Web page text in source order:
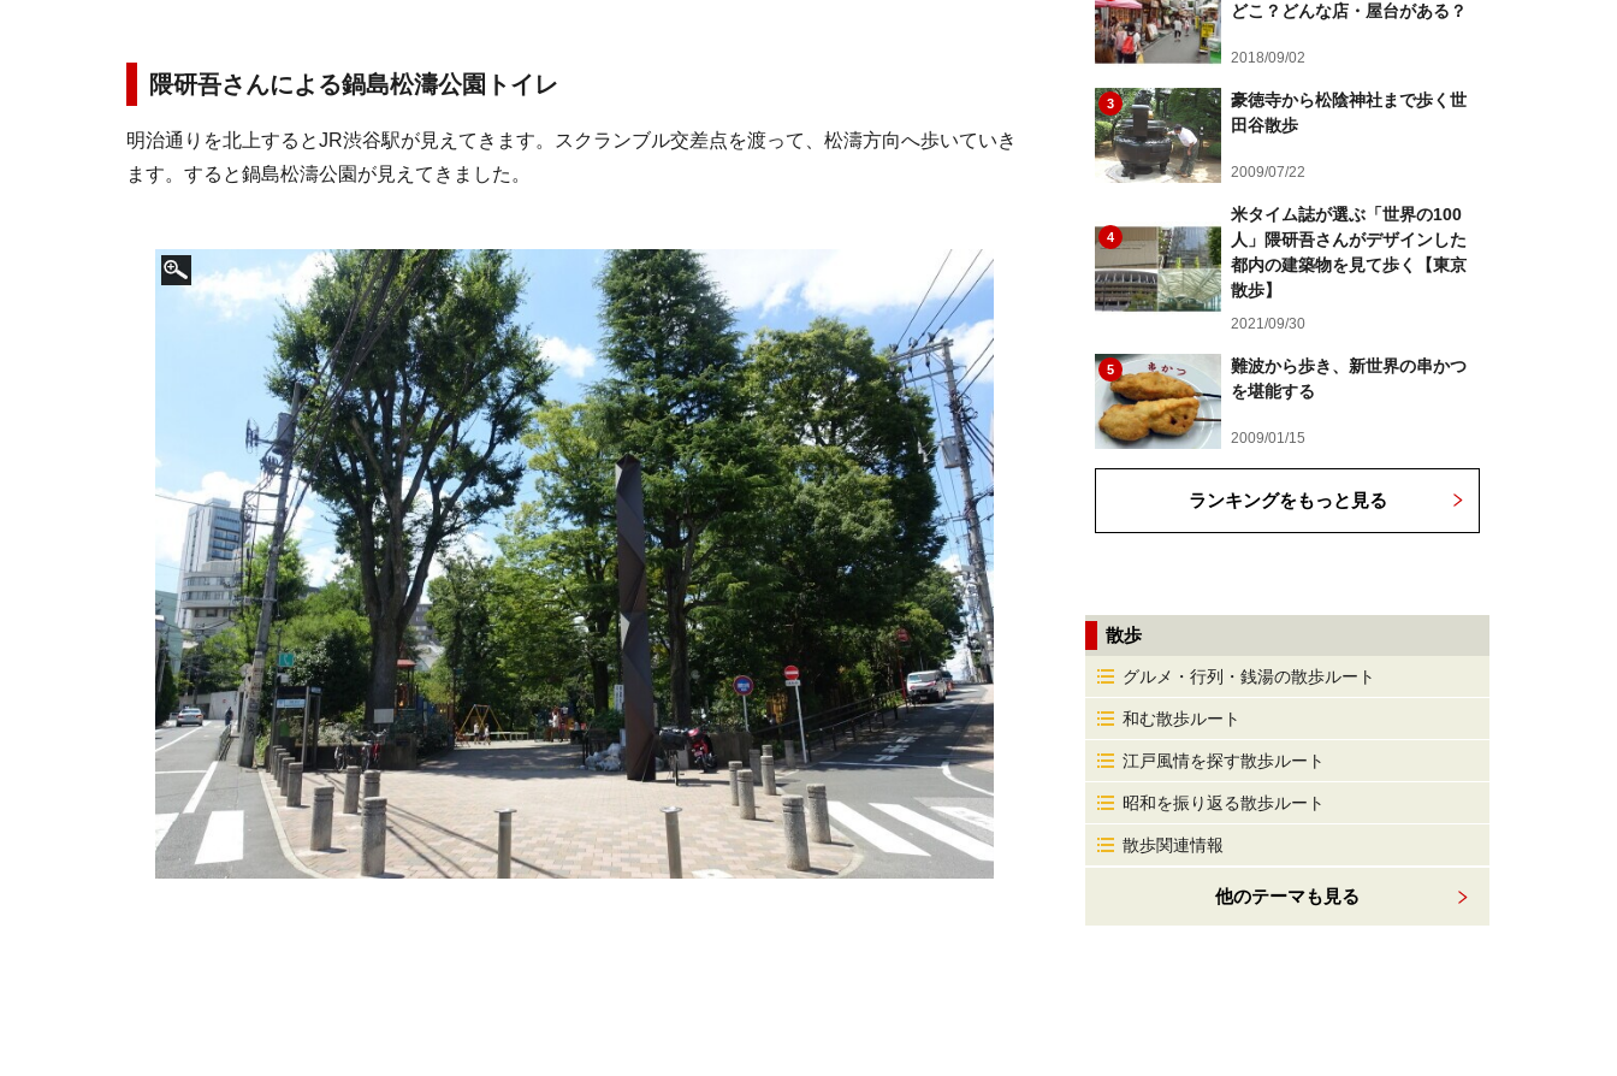
隈研吾さんによる鍋島松濤公園トイレ
明治通りを北上するとJR渋谷駅が見えてきます。スクランブル交差点を渡って、松濤方向へ歩いていき
ます。すると鍋島松濤公園が見えてきました。
どこ？どんな店・屋台がある？
2018/09/02
3
豪徳寺から松陰神社まで歩く世
田谷散歩
2009/07/22
4
米タイム誌が選ぶ「世界の100
人」隈研吾さんがデザインした
都内の建築物を見て歩く【東京
散歩】
2021/09/30
5
難波から歩き、新世界の串かつ
を堪能する
2009/01/15
ランキングをもっと見る
散歩
グルメ・行列・銭湯の散歩ルート
和む散歩ルート
江戸風情を探す散歩ルート
昭和を振り返る散歩ルート
散歩関連情報
他のテーマも見る